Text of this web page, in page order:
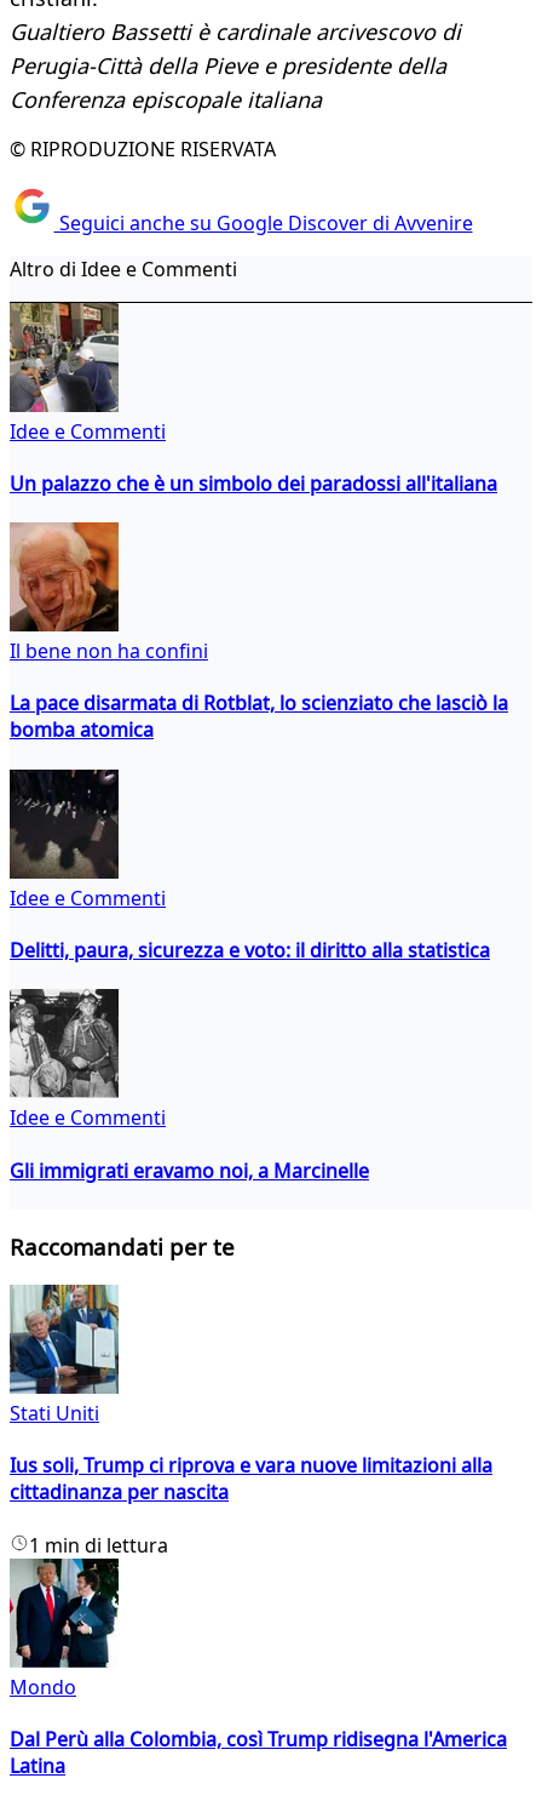
Gualtiero Bassetti è cardinale arcivescovo di
Perugia-Città della Pieve e presidente della
Conferenza episcopale italiana
© RIPRODUZIONE RISERVATA
Seguici anche su Google Discover di Avvenire
Altro di Idee e Commenti
Idee e Commenti
Un palazzo che è un simbolo dei paradossi all'italiana
Il bene non ha confini
La pace disarmata di Rotblat, lo scienziato che lasciò la
bomba atomica
Idee e Commenti
Delitti, paura, sicurezza e voto: il diritto alla statistica
Idee e Commenti
Gli immigrati eravamo noi, a Marcinelle
Raccomandati per te
Stati Uniti
Ius soli, Trump ci riprova e vara nuove limitazioni alla
cittadinanza per nascita
1 min di lettura
Mondo
Dal Perù alla Colombia, così Trump ridisegna l'America
Latina